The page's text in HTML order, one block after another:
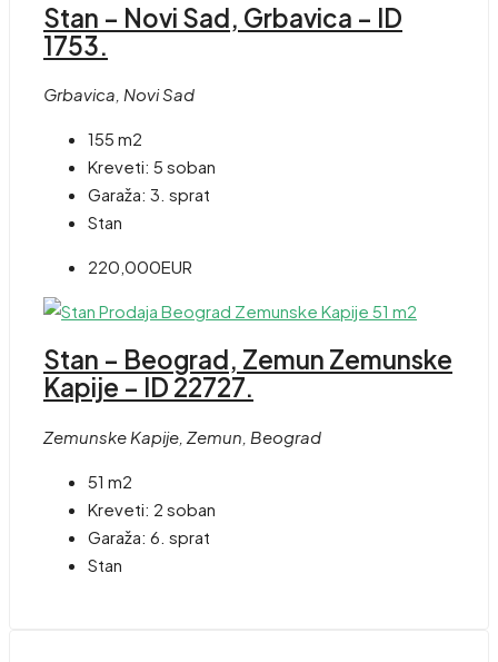
Stan – Novi Sad, Grbavica – ID
1753.
Grbavica, Novi Sad
155 m2
Kreveti: 5 soban
Garaža: 3. sprat
Stan
220,000EUR
Stan – Beograd, Zemun Zemunske
Kapije – ID 22727.
Zemunske Kapije, Zemun, Beograd
51 m2
Kreveti: 2 soban
Garaža: 6. sprat
Stan